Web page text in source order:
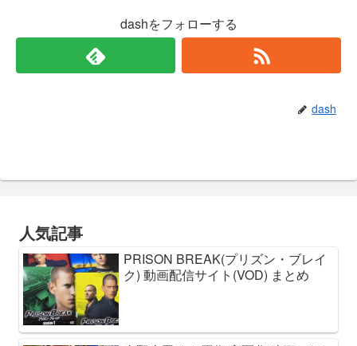
dashをフォローする
dash
人気記事
PRISON BREAK(プリズン・ブレイ
ク) 動画配信サイト(VOD) まとめ